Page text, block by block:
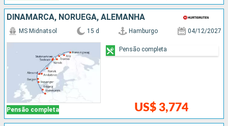
DINAMARCA, NORUEGA, ALEMANHA
Pensão completa
MS Midnatsol 15 d Hamburgo 04/12/2027
US$ 3,774
Pensão completa